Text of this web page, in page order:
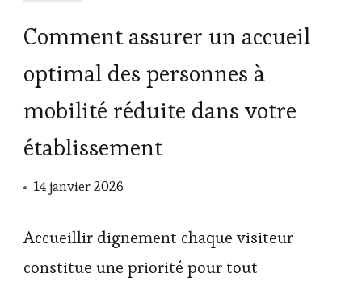
Comment assurer un accueil
optimal des personnes à
mobilité réduite dans votre
établissement
14 janvier 2026
Accueillir dignement chaque visiteur
constitue une priorité pour tout